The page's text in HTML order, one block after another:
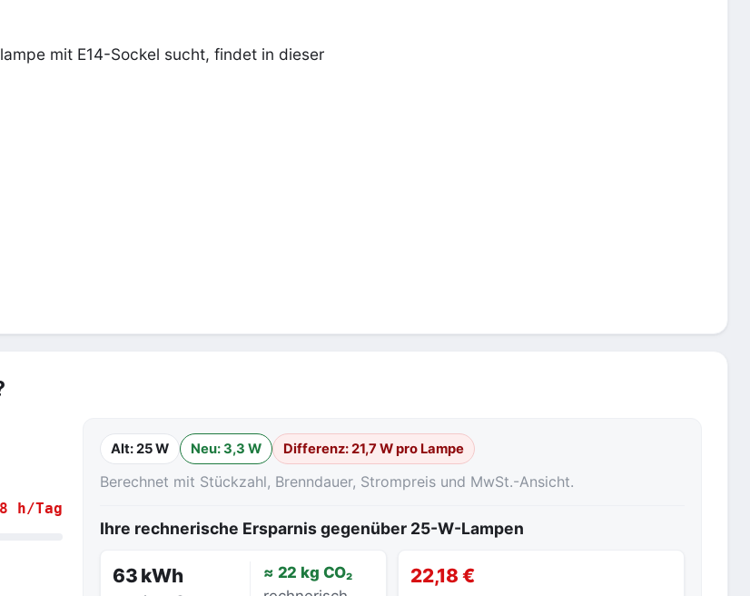
mit E14-Sockel sucht, findet in dieser
8 h/Tag
Alt: 25 W Neu: 3,3 W Differenz: 21,7 W pro Lampe
Berechnet mit Stückzahl, Brenndauer, Strompreis und MwSt.-Ansicht.
Ihre rechnerische Ersparnis gegenüber 25-W-Lampen
63 kWh
≈ 22 kg CO₂
22,18 €